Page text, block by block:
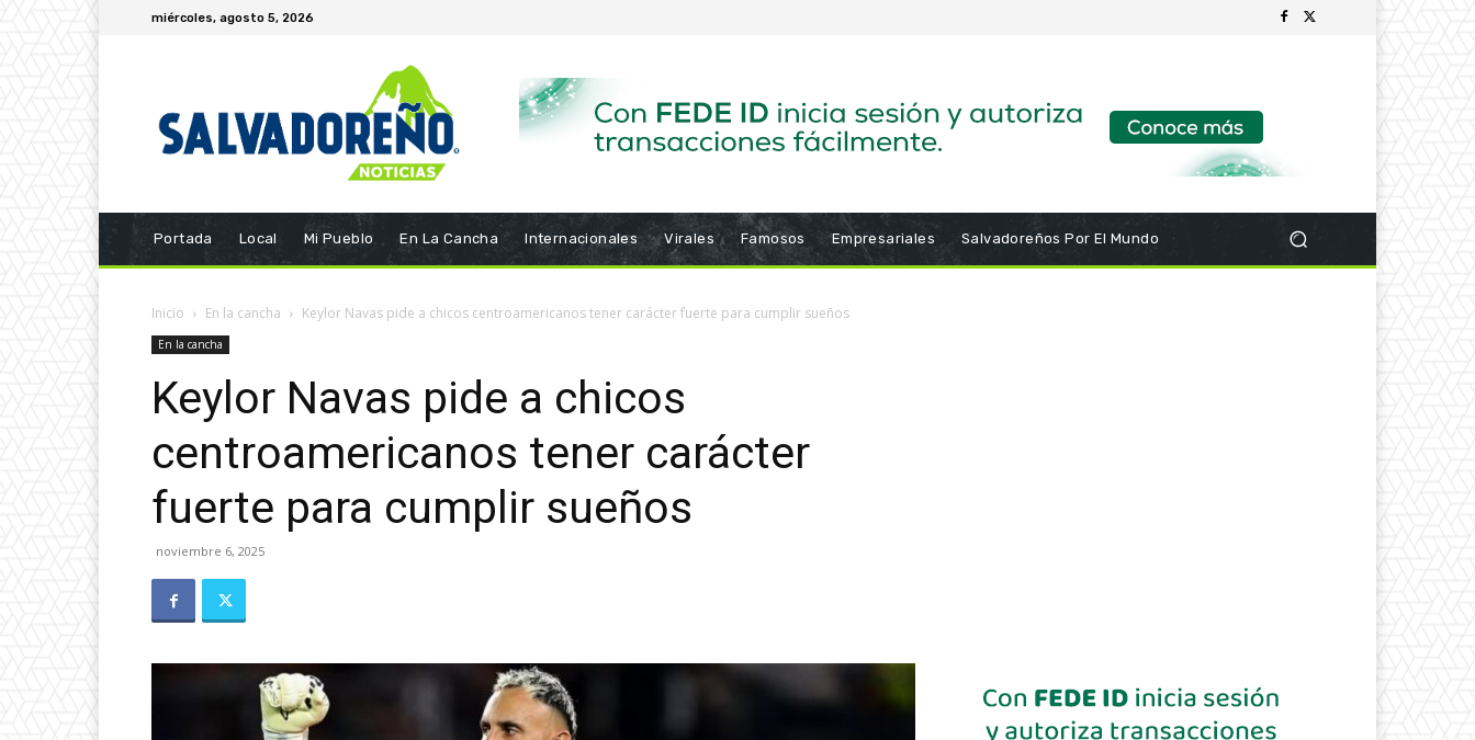
miércoles, agosto 5, 2026
Portada Local Mi Pueblo En La Cancha Internacionales Virales Famosos Empresariales Salvadoreños Por El Mundo
Inicio En la cancha Keylor Navas pide a chicos centroamericanos tener carácter fuerte para cumplir sueños
En la cancha
Keylor Navas pide a chicos
centroamericanos tener carácter
fuerte para cumplir sueños
noviembre 6, 2025